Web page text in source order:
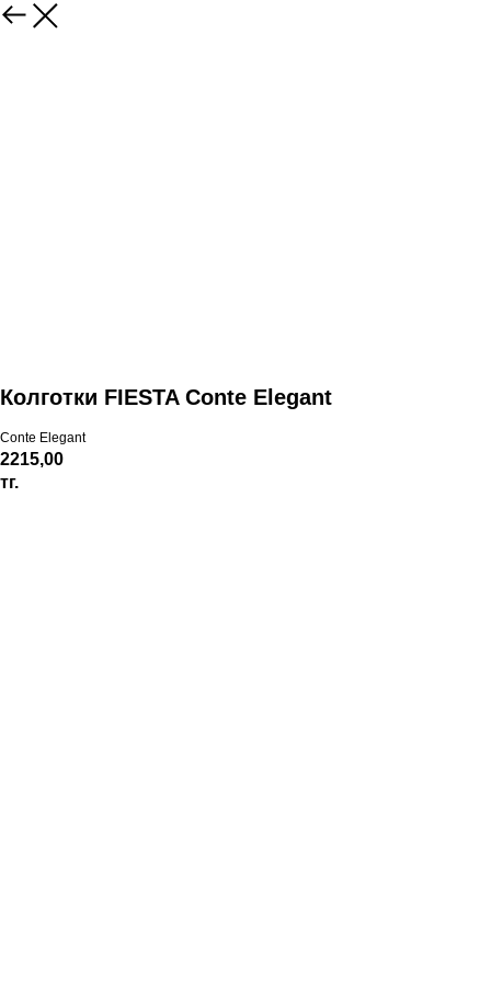
Колготки FIESTA Conte Elegant
Conte Elegant
2215,00
тг.